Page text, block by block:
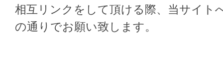
相互リンクをして頂ける際、当サイト
の通りでお願い致します。